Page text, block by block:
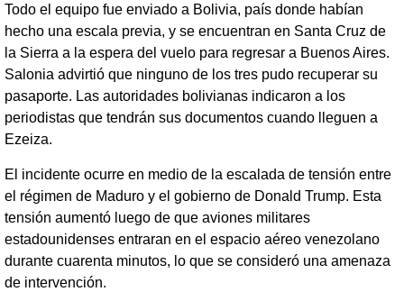
Todo el equipo fue enviado a Bolivia, país donde habían
hecho una escala previa, y se encuentran en Santa Cruz de
la Sierra a la espera del vuelo para regresar a Buenos Aires.
Salonia advirtió que ninguno de los tres pudo recuperar su
pasaporte. Las autoridades bolivianas indicaron a los
periodistas que tendrán sus documentos cuando lleguen a
Ezeiza.
El incidente ocurre en medio de la escalada de tensión entre
el régimen de Maduro y el gobierno de Donald Trump. Esta
tensión aumentó luego de que aviones militares
estadounidenses entraran en el espacio aéreo venezolano
durante cuarenta minutos, lo que se consideró una amenaza
de intervención.